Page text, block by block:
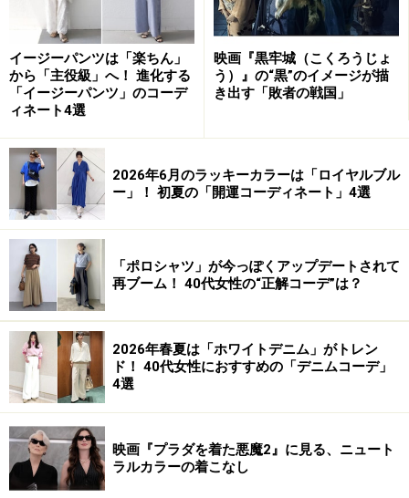
日焼けした肌の色が象徴するイメージ
古来、白い肌は貴族や支配階級の象徴でした。庶民の多
くは、屋外で労働に従事するため日焼けします。そのた
の白さは、支配階級の美意識であり、庶民のあこがれの
対象でもありました。
しかし、近現代になると、工場やオフィスなど屋内労働
に従事する人が増え、庶民（労働者）＝日焼け肌という
イメージが揺らいできます。
欧米では、日焼けした肌はバカンスを過ごすセレブリテ
ィの象徴となっていきます。その一方で、80年代以降、
オゾン層破壊による皮膚への影響が問題となり、日焼け
した肌のイメージも変わってきています。
日焼けのしやすさは、似合う色を左右する
イージーパンツは「楽ちん」
から「主役級」へ！ 進化する
「イージーパンツ」のコーデ
ィネート4選
映画『黒牢城（こくろうじょ
う）』の“黒”のイメージが描
き出す「敗者の戦国」
2026年6月のラッキーカラーは「ロイヤルブル
ー」！ 初夏の「開運コーディネート」4選
「ポロシャツ」が今っぽくアップデートされて
再ブーム！ 40代女性の“正解コーデ”は？
2026年春夏は「ホワイトデニム」がトレン
ド！ 40代女性におすすめの「デニムコーデ」
4選
映画『プラダを着た悪魔2』に見る、ニュート
ラルカラーの着こなし